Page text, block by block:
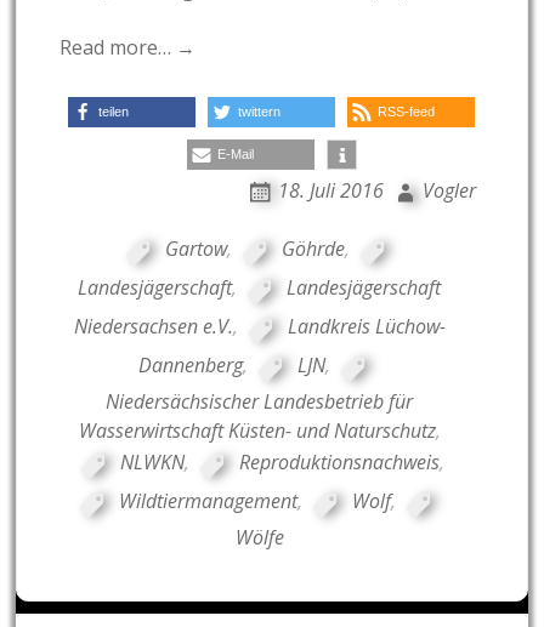
Read more… →
teilen twittern RSS-feed
E-Mail
18. Juli 2016 Vogler
Gartow, Göhrde,
Landesjägerschaft,
Landesjägerschaft
Niedersachsen e.V.,
Landkreis Lüchow-
Dannenberg, LJN,
Niedersächsischer Landesbetrieb für
Wasserwirtschaft Küsten- und Naturschutz,
NLWKN, Reproduktionsnachweis,
Wildtiermanagement, Wolf,
Wölfe